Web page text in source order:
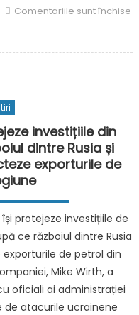
Comentariile sunt închise
investițiile din
dintre Rusia și
exporturile de
protejeze investițiile de
ce războiul dintre Rusia
de petrol din
Mike Wirth, a
oficiali ai administrației
de atacurile ucrainene